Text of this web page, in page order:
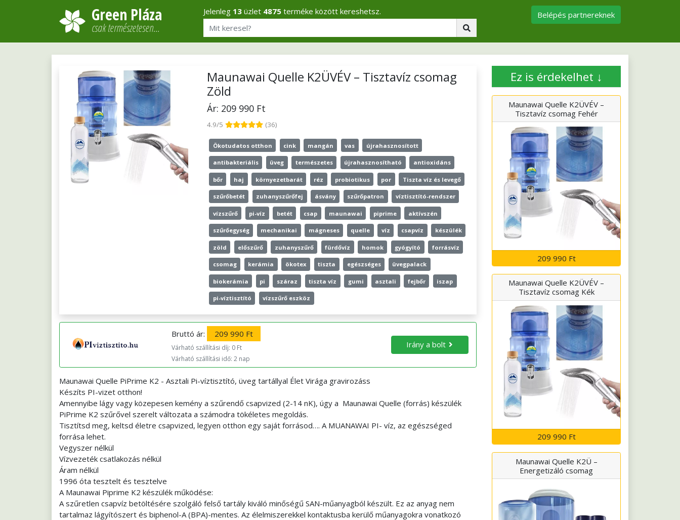
Green Pláza
csak természetesen…
Jelenleg 13 üzlet 4875 terméke között kereshetsz. Belépés partnereknek
Maunawai Quelle K2ÜVÉV – Tisztavíz csomag
Zöld
Ár: 209 990 Ft
4.9/5 (36)
Ökotudatos otthon cink mangán vas újrahasznosított
antibakteriális üveg természetes újrahasznosítható antioxidáns
bőr haj környezetbarát réz probiotikus por Tiszta víz és levegő
szűrőbetét zuhanyszűrőfej ásvány szűrőpatron víztisztító-rendszer
vízszűrő pi-víz betét csap maunawai piprime aktívszén
szűrőegység mechanikai mágneses quelle víz csapvíz készülék
zöld előszűrő zuhanyszűrő fürdővíz homok gyógyító forrásvíz
csomag kerámia ökotex tiszta egészséges üvegpalack
biokerámia pi száraz tiszta víz gumi asztali fejbőr iszap
pi-víztisztító vízszűrő eszköz
Bruttó ár: 209 990 Ft
Várható szállítási díj: 0 Ft
Várható szállítási idő: 2 nap
Irány a bolt
Maunawai Quelle PiPrime K2 - Asztali Pi-víztisztító, üveg tartállyal Élet Virága gravirozáss
Készíts PI-vizet otthon!
Amennyibe lágy vagy közepesen kemény a szűrendő csapvized (2-14 nK), úgy a Maunawai Quelle (forrás) készülék
PiPrime K2 szűrővel szerelt változata a számodra tökéletes megoldás.
Tisztítsd meg, keltsd életre csapvized, legyen otthon egy saját forrásod…. A MUANAWAI PI- víz, az egészséged
forrása lehet.
Vegyszer nélkül
Vízvezeték csatlakozás nélkül
Áram nélkül
1996 óta tesztelt és tesztelve
A Maunawai Piprime K2 készülék működése:
A szűretlen csapvíz betöltésére szolgáló felső tartály kiváló minőségű SAN-műanyagból készült. Ez az anyag nem
tartalmaz lágyítószert és biphenol-A (BPA)-mentes. Az élelmiszerekkel kontaktusba kerülő műanyagokra vonatkozó
Ez is érdekelhet ↓
Maunawai Quelle K2ÜVÉV –
Tisztavíz csomag Fehér
209 990 Ft
Maunawai Quelle K2ÜVÉV –
Tisztavíz csomag Kék
209 990 Ft
Maunawai Quelle K2Ü –
Energetizáló csomag